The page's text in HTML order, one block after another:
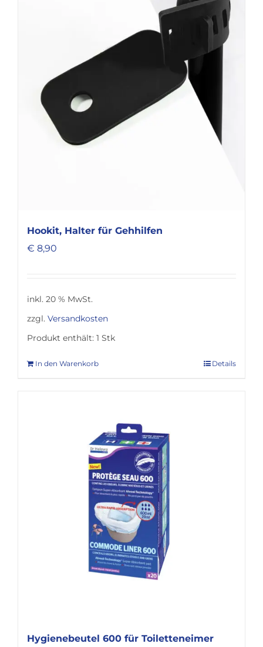
Hookit, Halter für Gehhilfen
€ 8,90
inkl. 20 % MwSt.
zzgl. Versandkosten
Produkt enthält: 1 Stk
In den Warenkorb Details
Hygienebeutel 600 für Toiletteneimer